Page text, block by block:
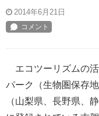
2014年6月21日
エコツーリズムの
パーク（生物圏保存
（山梨県、長野県、